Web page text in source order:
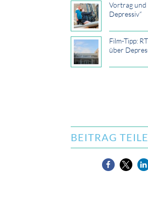
Vortrag und
Depressiv“
Film-Tipp:
über
BEITRAG